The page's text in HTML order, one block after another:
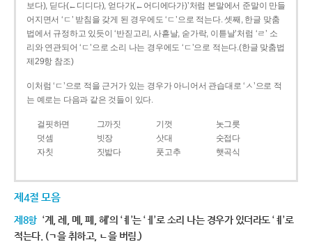
보다), 딛다(←디디다), 얻다가(←어디에다가)’처럼 본말에서 준말이 만들
어지면서 ‘ㄷ’ 받침을 갖게 된 경우에도 ‘ㄷ’으로 적는다. 셋째, 한글 맞춤
법에서 규정하고 있듯이 ‘반짇고리, 사흗날, 숟가락, 이튿날’처럼 ‘ㄹ’ 소
리와 연관되어 ‘ㄷ’으로 소리 나는 경우에도 ‘ㄷ’으로 적는다.(한글 맞춤법
제29항 참조)
이처럼 ‘ㄷ’으로 적을 근거가 있는 경우가 아니어서 관습대로 ‘ㅅ’으로 적
는 예로는 다음과 같은 것들이 있다.
걸핏하면 그까짓 기껏
놋그릇
덧셈
빗장 삿대
숫접다
자칫
짓밟다 풋고추 햇곡식
제4절 모음
제8항 ‘계, 례, 몌, 폐, 혜’의 ‘ㅖ’는 ‘ㅔ’로 소리 나는 경우가 있더라도 ‘ㅖ’로
적는다. (ㄱ을 취하고, ㄴ을 버림.)